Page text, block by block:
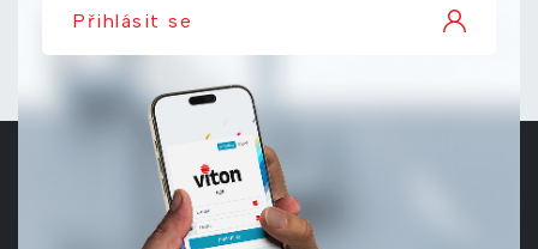
Přihlásit se